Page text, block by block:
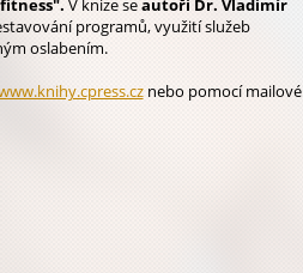
V knize seautoři Dr. Vladimír
programů, využití služeb
oslabením.
nebo pomocí mailové